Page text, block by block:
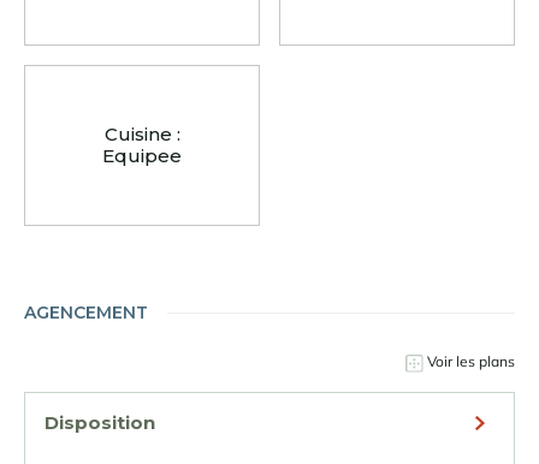
Cuisine :
Equipee
AGENCEMENT
Voir les plans
Disposition